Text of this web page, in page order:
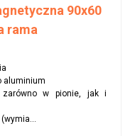
90x60
rama
aluminium
zarówno w pionie, jak i